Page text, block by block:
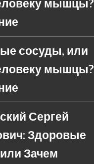
мышцы?
сосуды, или
мышцы?
Сергей
Здоровые
Зачем